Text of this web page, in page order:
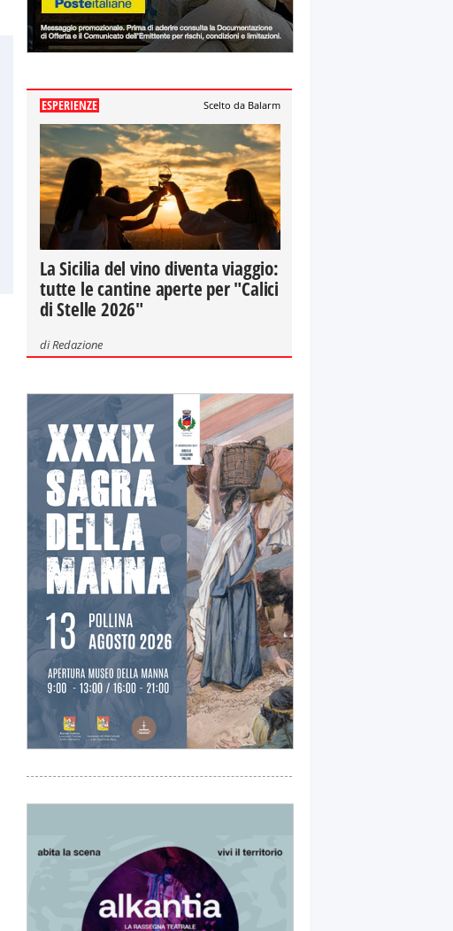
ESPERIENZE Scelto da Balarm
La Sicilia del vino diventa viaggio:
tutte le cantine aperte per "Calici
di Stelle 2026"
diRedazione